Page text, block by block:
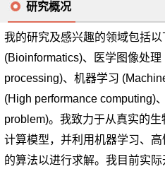
研究概况
我的研究及感兴趣的领域包括
(Bioinformatics)、医学图像处
processing)、机器学习
(High performance computing)
problem)。我致力于从真实的
计算模型，并利用机器学习、
的算法以进行求解。我目前实